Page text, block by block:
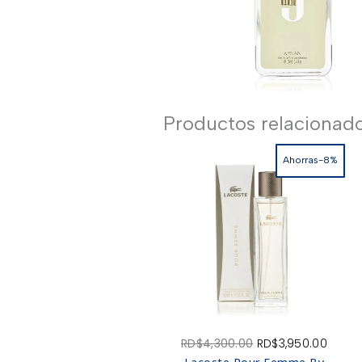
Productos
Ahorras-8%
RD$4,300.00 El
precio
RD$3,950.00El